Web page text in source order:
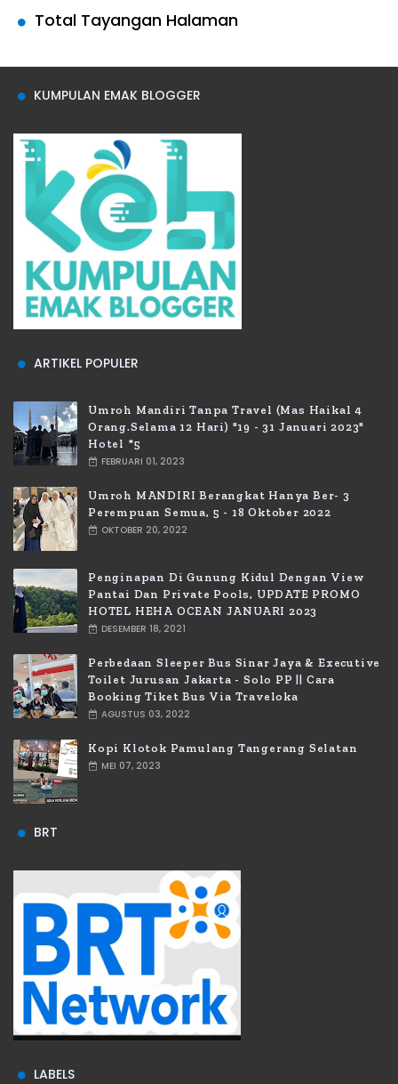
Total Tayangan Halaman
KUMPULAN EMAK BLOGGER
ARTIKEL POPULER
Umroh Mandiri Tanpa Travel (Mas Haikal 4
Orang.selama 12 Hari) "19 - 31 Januari 2023"
Hotel *5
FEBRUARI 01, 2023
Umroh MANDIRI Berangkat Hanya Ber- 3
Perempuan Semua, 5 - 18 Oktober 2022
OKTOBER 20, 2022
Penginapan Di Gunung Kidul Dengan View
Pantai Dan Private Pools, UPDATE PROMO
HOTEL HEHA OCEAN JANUARI 2023
DESEMBER 18, 2021
Perbedaan Sleeper Bus Sinar Jaya & Executive
Toilet Jurusan Jakarta - Solo PP || Cara
Booking Tiket Bus Via Traveloka
AGUSTUS 03, 2022
Kopi Klotok Pamulang Tangerang Selatan
MEI 07, 2023
BRT
LABELS